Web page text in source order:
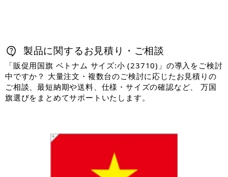
製品に関するお見積り・ご相談
「販促用国旗 ベトナム サイズ:小 (23710)」の導入をご検討
中ですか？ 大量注文・複数台のご検討に応じたお見積りの
ご相談、最短納期や送料、仕様・サイズの確認など、 万国
旗選びをまとめてサポートいたします。